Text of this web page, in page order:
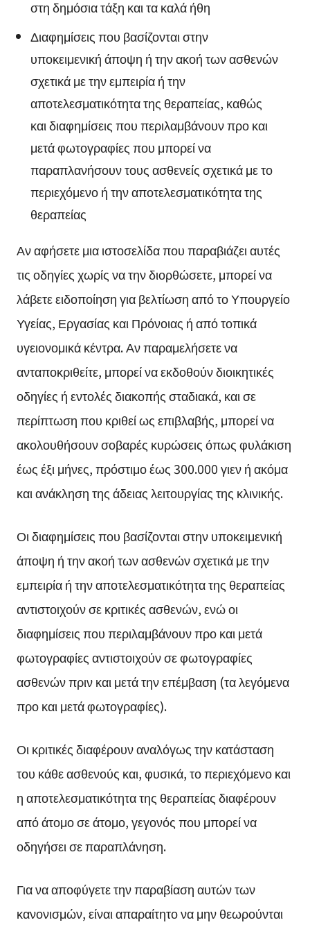
στη δημόσια τάξη και τα καλά ήθη
Διαφημίσεις που βασίζονται στην
υποκειμενική άποψη ή την ακοή των ασθενών
σχετικά με την εμπειρία ή την
αποτελεσματικότητα της θεραπείας, καθώς
και διαφημίσεις που περιλαμβάνουν προ και
μετά φωτογραφίες που μπορεί να
παραπλανήσουν τους ασθενείς σχετικά με το
περιεχόμενο ή την αποτελεσματικότητα της
θεραπείας
Αν αφήσετε μια ιστοσελίδα που παραβιάζει αυτές
τις οδηγίες χωρίς να την διορθώσετε, μπορεί να
λάβετε ειδοποίηση για βελτίωση από το Υπουργείο
Υγείας, Εργασίας και Πρόνοιας ή από τοπικά
υγειονομικά κέντρα. Αν παραμελήσετε να
ανταποκριθείτε, μπορεί να εκδοθούν διοικητικές
οδηγίες ή εντολές διακοπής σταδιακά, και σε
περίπτωση που κριθεί ως επιβλαβής, μπορεί να
ακολουθήσουν σοβαρές κυρώσεις όπως φυλάκιση
έως έξι μήνες, πρόστιμο έως 300.000 γιεν ή ακόμα
και ανάκληση της άδειας λειτουργίας της κλινικής.
Οι διαφημίσεις που βασίζονται στην υποκειμενική
άποψη ή την ακοή των ασθενών σχετικά με την
εμπειρία ή την αποτελεσματικότητα της θεραπείας
αντιστοιχούν σε κριτικές ασθενών, ενώ οι
διαφημίσεις που περιλαμβάνουν προ και μετά
φωτογραφίες αντιστοιχούν σε φωτογραφίες
ασθενών πριν και μετά την επέμβαση (τα λεγόμενα
προ και μετά φωτογραφίες).
Οι κριτικές διαφέρουν αναλόγως την κατάσταση
του κάθε ασθενούς και, φυσικά, το περιεχόμενο και
η αποτελεσματικότητα της θεραπείας διαφέρουν
από άτομο σε άτομο, γεγονός που μπορεί να
οδηγήσει σε παραπλάνηση.
Για να αποφύγετε την παραβίαση αυτών των
κανονισμών, είναι απαραίτητο να μην θεωρούνται